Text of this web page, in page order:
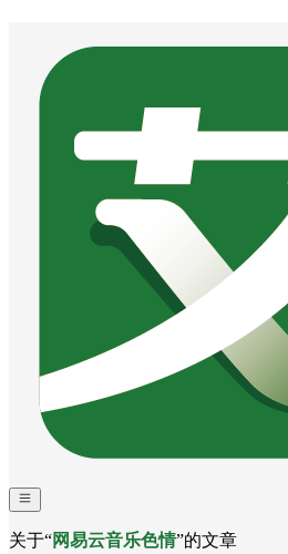
关于“网易云音乐色情”的文章